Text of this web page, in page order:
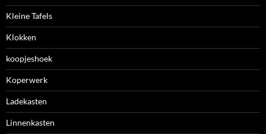
Kleine Tafels
Klokken
koopjeshoek
Koperwerk
Ladekasten
Linnenkasten